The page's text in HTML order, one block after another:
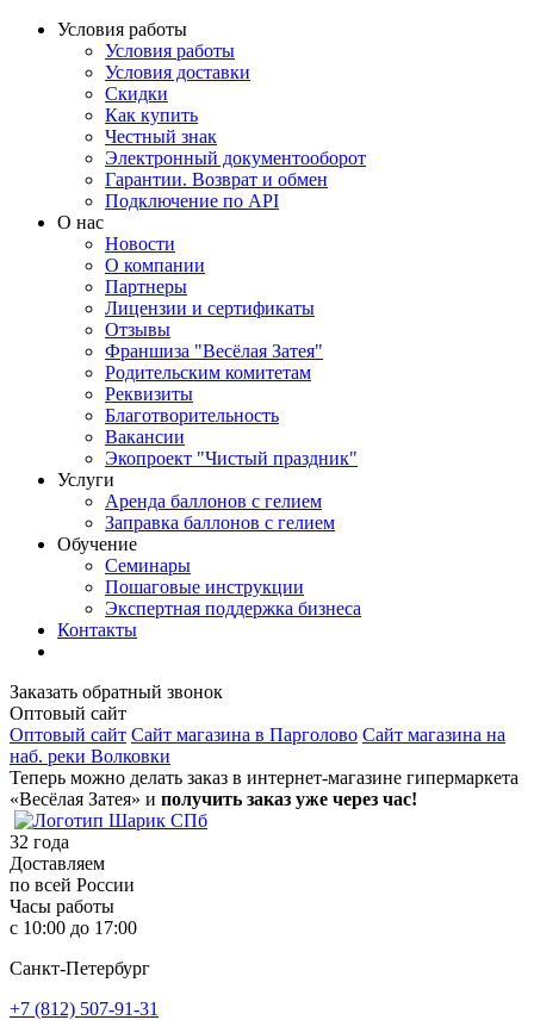
Условия работы
Условия работы
Условия доставки
Скидки
Как купить
Честный знак
Электронный документооборот
Гарантии. Возврат и обмен
Подключение по API
О нас
Новости
О компании
Партнеры
Лицензии и сертификаты
Отзывы
Франшиза "Весёлая Затея"
Родительским комитетам
Реквизиты
Благотворительность
Вакансии
Экопроект "Чистый праздник"
Услуги
Аренда баллонов с гелием
Заправка баллонов с гелием
Обучение
Семинары
Пошаговые инструкции
Экспертная поддержка бизнеса
Контакты
Заказать обратный звонок
Оптовый сайт
Оптовый сайт Сайт магазина в Парголово Сайт магазина на
наб. реки Волковки
Теперь можно делать заказ в интернет-магазине гипермаркета
«Весёлая Затея» и получить заказ уже через час!
32 года
Доставляем
по всей России
Часы работы
с 10:00 до 17:00
Санкт-Петербург
+7 (812) 507-91-31